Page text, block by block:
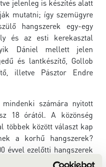
jelenleg is készítés alatt
mutatni; így szemügyre
hangszerek egy-egy
és az esti kerekasztal
Dániel mellett jelen
és lantkészítő, Gollob
illetve Pásztor Endre
számára nyitott
18 órától. A közönség
többek között választ kap
a korhű hangszerek?
évvel ezelőtti hangszerek
különbség a modern és a